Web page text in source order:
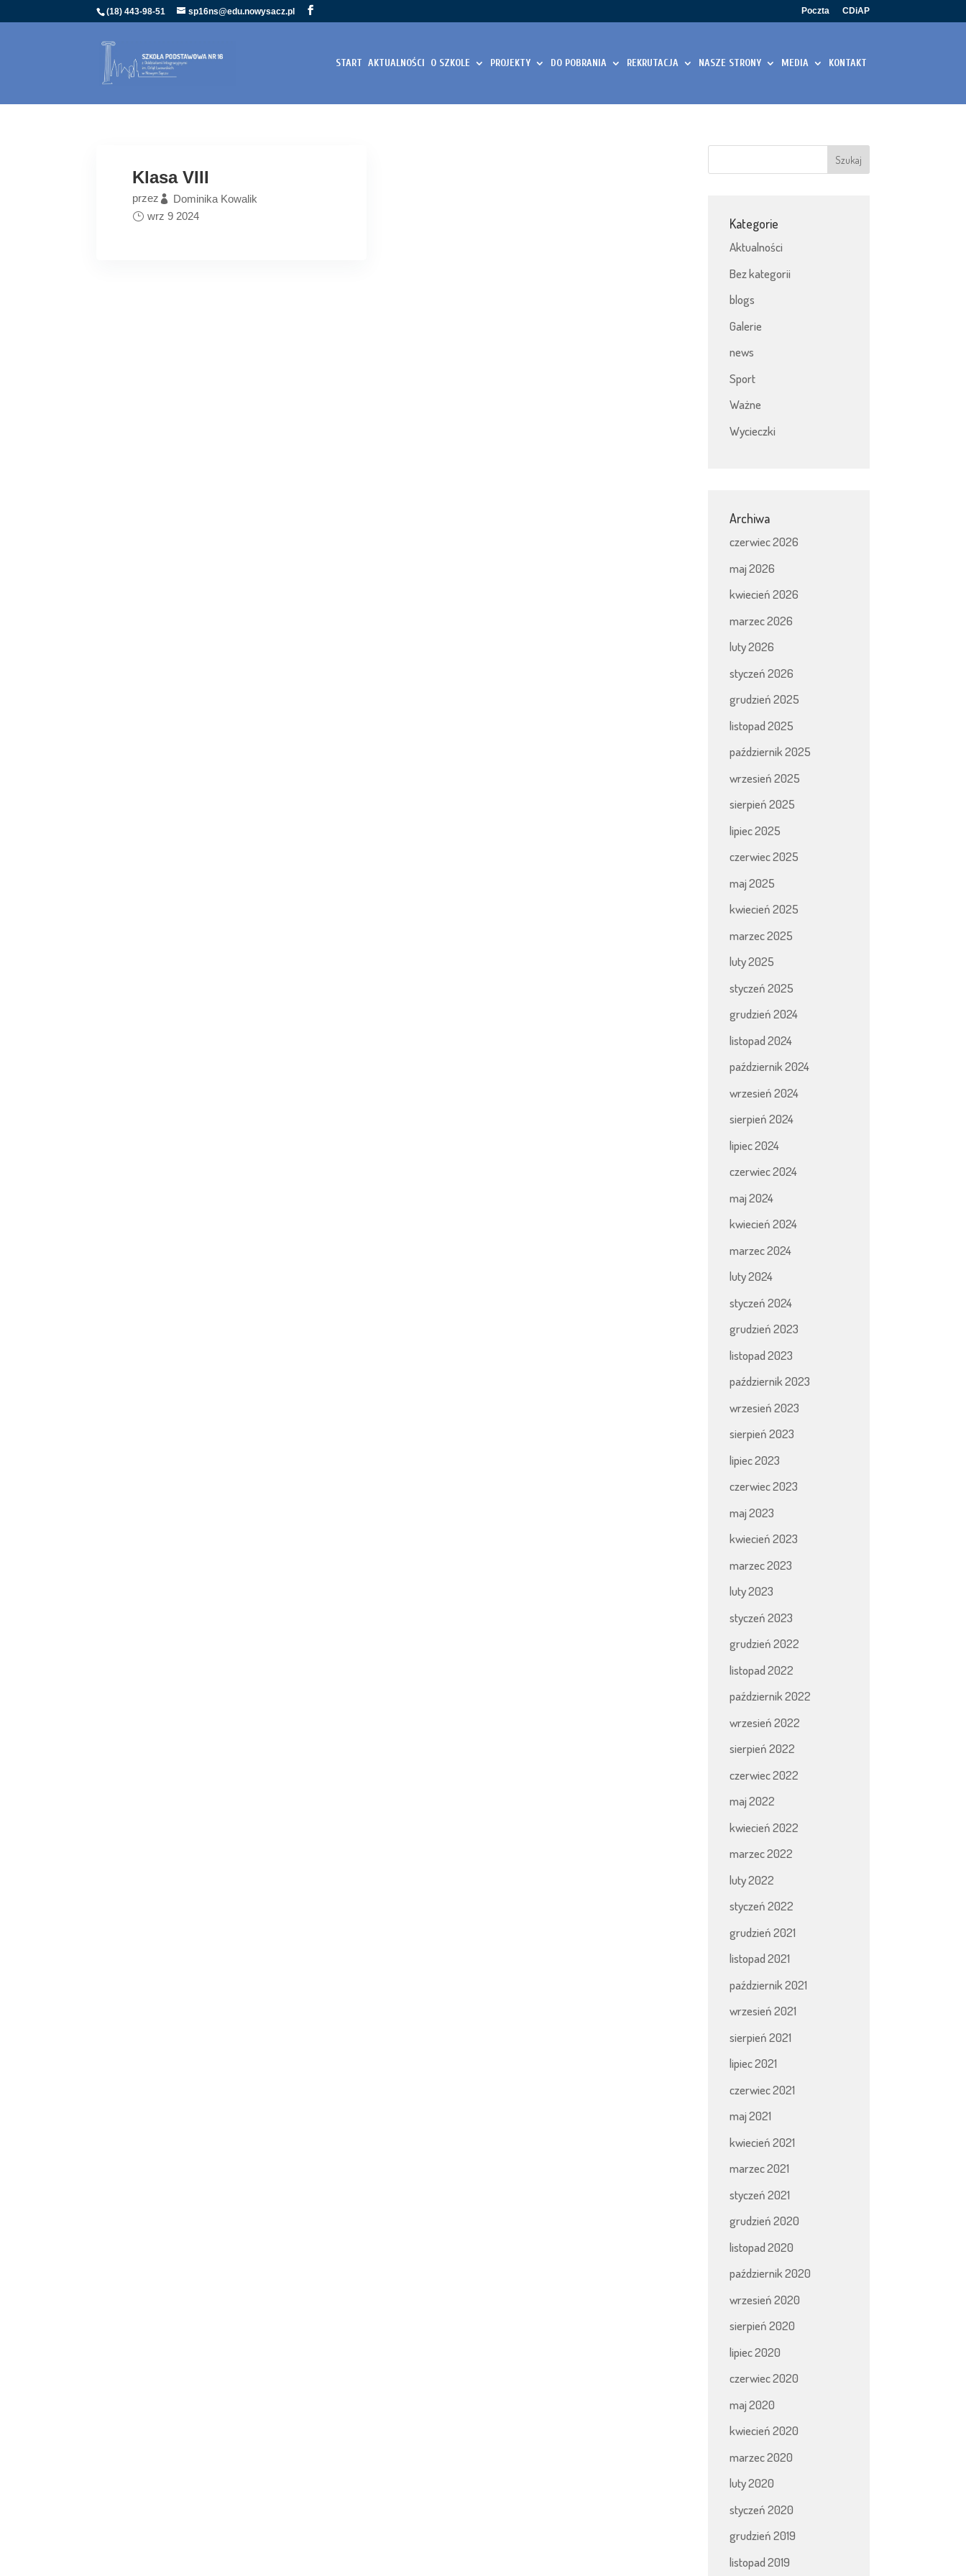
(18) 443-98-51 sp16ns@edu.nowysacz.pl Poczta CDiAP
START AKTUALNOŚCI O SZKOLE PROJEKTY DO POBRANIA REKRUTACJA NASZE STRONY MEDIA KONTAKT
Klasa VIII
przez
Dominika Kowalik
wrz 9 2024
Kategorie
Aktualności
Bez kategorii
blogs
Galerie
news
Sport
Ważne
Wycieczki
Archiwa
czerwiec 2026
maj 2026
kwiecień 2026
marzec 2026
luty 2026
styczeń 2026
grudzień 2025
listopad 2025
październik 2025
wrzesień 2025
sierpień 2025
lipiec 2025
czerwiec 2025
maj 2025
kwiecień 2025
marzec 2025
luty 2025
styczeń 2025
grudzień 2024
listopad 2024
październik 2024
wrzesień 2024
sierpień 2024
lipiec 2024
czerwiec 2024
maj 2024
kwiecień 2024
marzec 2024
luty 2024
styczeń 2024
grudzień 2023
listopad 2023
październik 2023
wrzesień 2023
sierpień 2023
lipiec 2023
czerwiec 2023
maj 2023
kwiecień 2023
marzec 2023
luty 2023
styczeń 2023
grudzień 2022
listopad 2022
październik 2022
wrzesień 2022
sierpień 2022
czerwiec 2022
maj 2022
kwiecień 2022
marzec 2022
luty 2022
styczeń 2022
grudzień 2021
listopad 2021
październik 2021
wrzesień 2021
sierpień 2021
lipiec 2021
czerwiec 2021
maj 2021
kwiecień 2021
marzec 2021
styczeń 2021
grudzień 2020
listopad 2020
październik 2020
wrzesień 2020
sierpień 2020
lipiec 2020
czerwiec 2020
maj 2020
kwiecień 2020
marzec 2020
luty 2020
styczeń 2020
grudzień 2019
listopad 2019